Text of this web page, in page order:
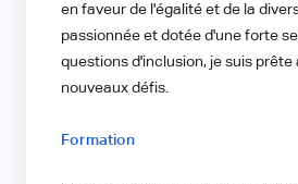
en faveur de l'égalité et de la
passionnée et dotée d'une forte
questions d'inclusion, je suis prête
nouveaux défis.
Formation